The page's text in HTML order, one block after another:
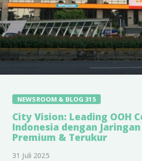
NEWSROOM & BLOG 315
City Vision: Leading OOH
Indonesia dengan
Premium & Terukur
31 Juli 2025